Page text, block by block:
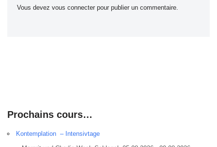
Vous devez vous connecter pour publier un commentaire.
Prochains cours…
Kontemplation – Intensivtage